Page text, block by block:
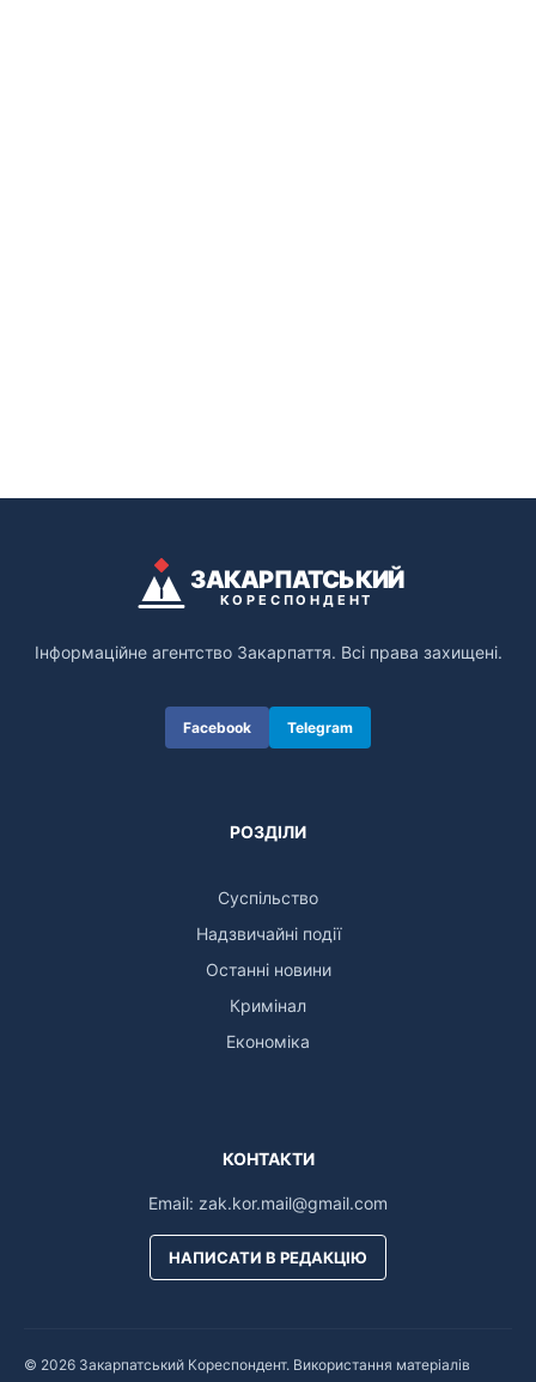
ЗАКАРПАТСЬКИЙ
КОРЕСПОНДЕНТ
Інформаційне агентство Закарпаття. Всі права захищені.
Facebook Telegram
РОЗДІЛИ
Суспільство
Надзвичайні події
Останні новини
Кримінал
Економіка
КОНТАКТИ
Email: zak.kor.mail@gmail.com
НАПИСАТИ В РЕДАКЦІЮ
© 2026 Закарпатський Кореспондент. Використання матеріалів